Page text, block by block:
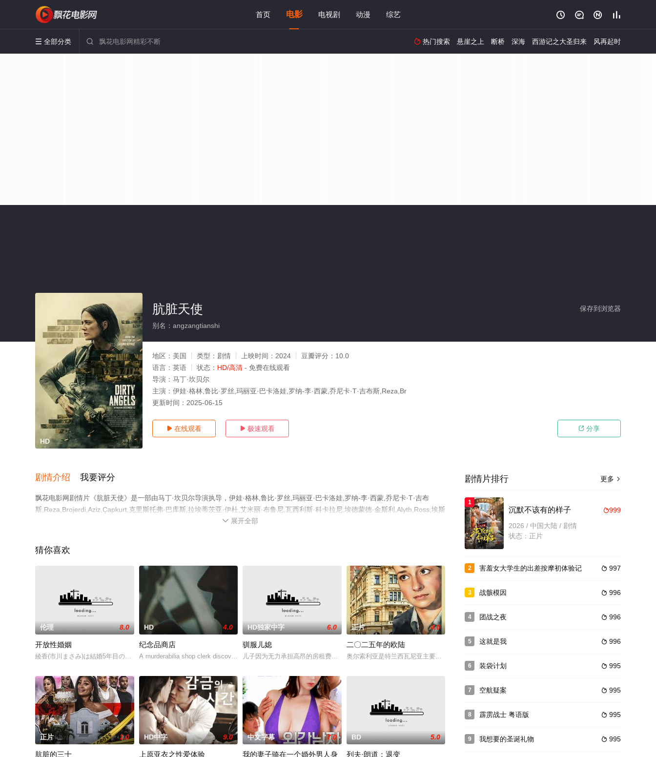
首页 电影 电视剧 动漫 综艺    
 全部分类   热门搜索 悬崖之上 断桥 深海 西游记之大圣归来 风再起时
HD
保存到浏览器
肮脏天使
别名：angzangtianshi
地区： 美国 类型： 剧情 上映时间： 2024 豆瓣评分： 10.0
语言： 英语 状态： HD/高清 - 免费在线观看
导演： 马丁·坎贝尔
主演： 伊娃·格林,鲁比·罗丝,玛丽亚·巴卡洛娃,罗纳-李·西蒙,乔尼卡·T·吉布斯,Reza,Br
更新时间： 2025-06-15
 在线观看  极速观看  分享
剧情介绍 我要评分
飘花电影网剧情片《肮脏天使》是一部由马丁·坎贝尔导演执导，伊娃·格林,鲁比·罗丝,玛丽亚·巴卡洛娃,罗纳-李·西蒙,乔尼卡·T·吉布
斯,Reza,Brojerdi,Aziz,Çapkurt,克里斯托弗·巴库斯,拉埃蒂茨亚·伊杜,艾米丽·布鲁尼,瓦西利斯·科卡拉尼,埃德蒙德·金斯利,Alyth,Ross,埃斯
蒂·耶鲁沙米,Max,Kraus,尼克斯·普尔索尼迪斯等演员精彩演绎的美国电影，手机免费观看高清无删减完整版电影大全就上飘花影院，更
 展开全部
猜你喜欢
伦理 8.0
开放性婚姻
綾香(市川まさみ)は結婚5年目の専業主婦。夫の慎吾は出版社勤務で忙しく、マンネリした生活とセックスレ
HD 4.0
纪念品商店
A murderabilia shop clerk discovers her own family
HD独家中字 6.0
驯服儿媳
儿子因为无力承担高昂的房租费，决定和女朋友搬去富豪爸爸家里住。没想到爸爸看上了自己的女朋友在金钱的诱
正片 4.0
二〇二五年的欧陆
奥尔索利亚是特兰西瓦尼亚主要城市克卢日的一名法警。一天，她必须将一名无家可归的男子从地下室驱逐出
正片 1.0
肮脏的三十
HD中字 9.0
上原亚衣之性爱体验
中文字幕 7.0
我的妻子骑在一个婚外男人身
BD 5.0
列夫·朗道：退变
更多 
剧情片排行
1
999
沉默不该有的样子
2026 / 中国大陆 / 剧情
状态：正片
2  997
害羞女大学生的出差按摩初体验记
3  996
战骸模因
4  996
团战之夜
5  996
这就是我
6  995
装袋计划
7  995
空航疑案
8  995
霹雳战士 粤语版
9  995
我想要的圣诞礼物